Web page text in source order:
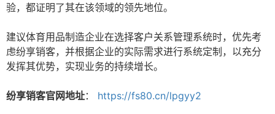
验，都证明了其在该领域的领先地位。
建议体育用品制造企业在选择客户关系管理系统时，优先考
虑纷享销客，并根据企业的实际需求进行系统定制，以充分
发挥其优势，实现业务的持续增长。
纷享销客官网地址： https://fs80.cn/lpgyy2